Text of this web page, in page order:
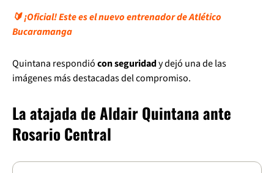
🔰 ¡Oficial! Este es el nuevo entrenador de Atlético
Bucaramanga
Quintana respondiócon seguridady dejó una de las
imágenes más destacadas del compromiso.
La atajada de Aldair Quintana ante
Rosario Central